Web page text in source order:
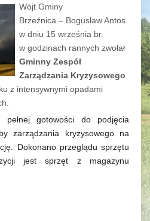
Wójt Gminy
Brzeźnica – Bogusław Antos
w dniu 15 września br.
w godzinach rannych zwołał
Gminny Zespół
Zarządzania Kryzysowego
z intensywnymi opadami
gotowości do podjęcia
zarządzania kryzysowego na
Dokonano przeglądu sprzętu
jest sprzęt z magazynu